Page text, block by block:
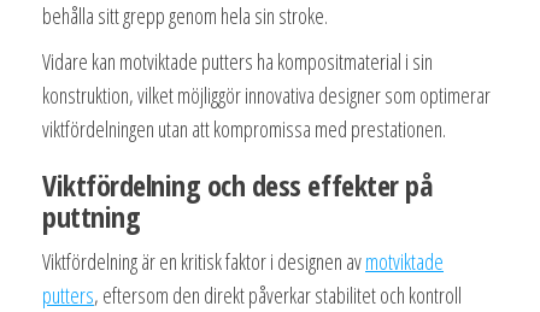
behålla sitt grepp genom hela sin stroke.
Vidare kan motviktade putters ha kompositmaterial i sin
konstruktion, vilket möjliggör innovativa designer som optimerar
viktfördelningen utan att kompromissa med prestationen.
Viktfördelning och dess effekter på
puttning
Viktfördelning är en kritisk faktor i designen avmotviktade
putters, eftersom den direkt påverkar stabilitet och kontroll